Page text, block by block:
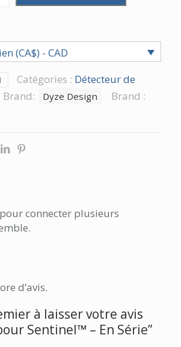
(CA$) - CAD
Catégories : Détecteur de
Brand: Dyze Design
Brand :
connecter plusieurs
d’avis.
à laisser votre avis
Sentinel™ – En Série”